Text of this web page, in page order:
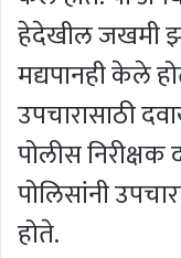
हेदेखील जखमी
मद्यपानही केले
उपचारासाठी
पोलीस निरीक्षक
पोलिसांनी
होते.